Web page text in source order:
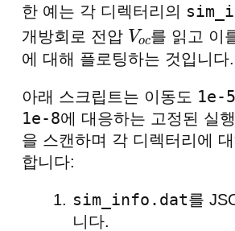
한 예는 각 디렉터리의
개방회로 전압 Voc
를 읽고 이
에 대해 플로팅하는 것입니다.
아래 스크립트는 이동도 1e-5
1e-8에 대응하는 고정된 실
을 스캔하며 각 디렉터리에
합니다:
sim_info.dat를
니다.